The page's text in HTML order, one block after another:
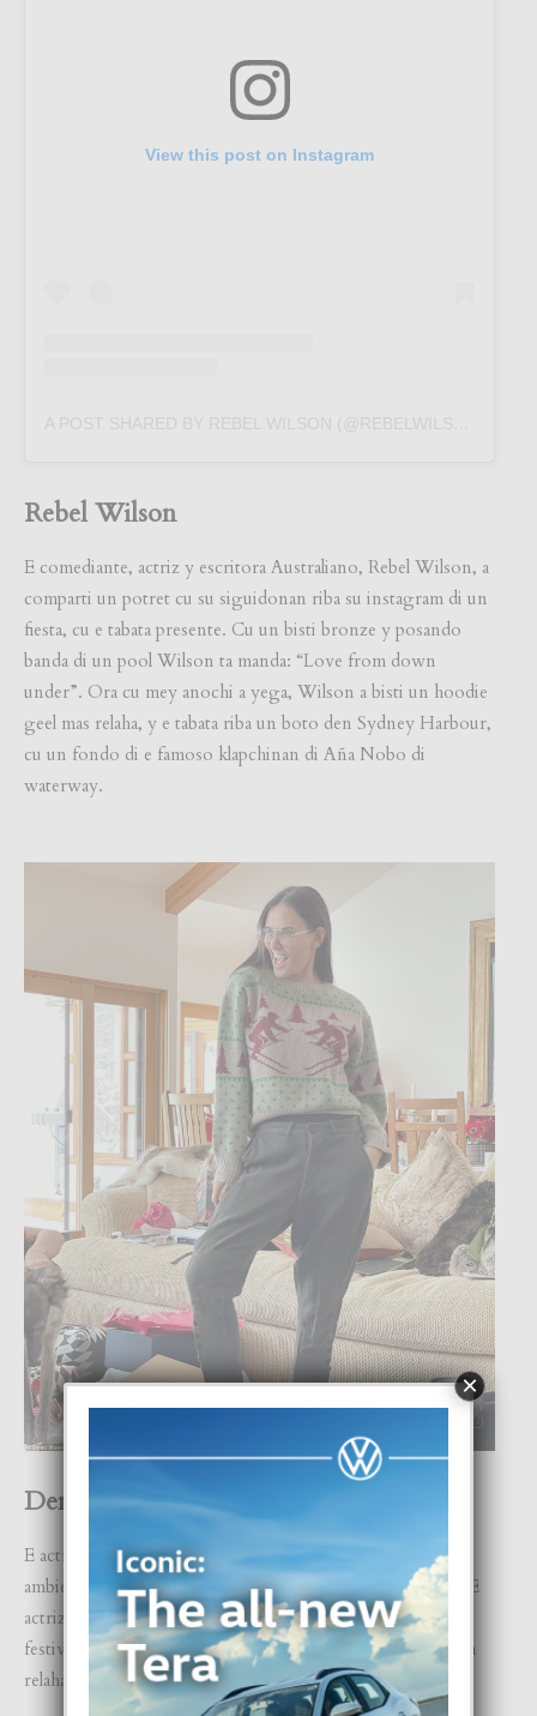
View this post on Instagram
Rebel Wilson
E comediante, actriz y escritora Australiano, Rebel Wilson, a
comparti un potret cu su siguidonan riba su instagram di un
fiesta, cu e tabata presente. Cu un bisti bronze y posando
banda di un pool Wilson ta manda: “Love from down
under”. Ora cu mey anochi a yega, Wilson a bisti un hoodie
geel mas relaha, y e tabata riba un boto den Sydney Harbour,
cu un fondo di e famoso klapchinan di Aña Nobo di
waterway.
Demi Moore
E actriz di ‘Ghost’ Demi Moore a celebra 2022 den un
ambiente cozy y comodamente den un scenario ‘snowy’. E
actriz a comparti un potret di Aña Nobo den un jersey
festivo. Riba un di e potretnan cu el a comparti, e ta mustra
relaha den pijama cu su famia y amistadnan den un lounge.
×